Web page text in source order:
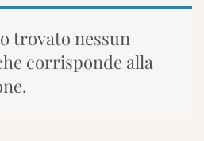
trovato nessun
corrisponde alla